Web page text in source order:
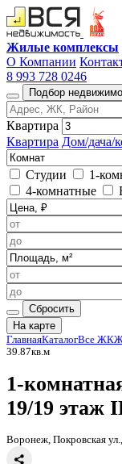
Жилые комплексы
О Компании
8 993 728 0246
Подбор
Квартира
Квартира Дом/дача/
Студии 1-
4-комнатные
Сбросить
На карте
39.87кв.м